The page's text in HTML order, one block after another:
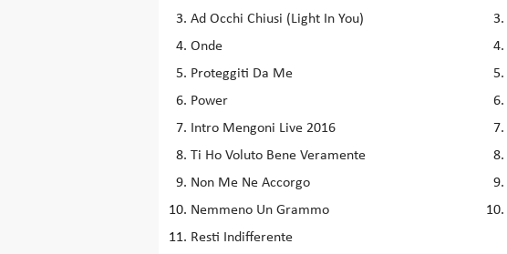
Ad Occhi Chiusi (Light In You)
Onde
Proteggiti Da Me
Power
Intro Mengoni Live 2016
Ti Ho Voluto Bene Veramente
Non Me Ne Accorgo
Nemmeno Un Grammo
Resti Indifferente